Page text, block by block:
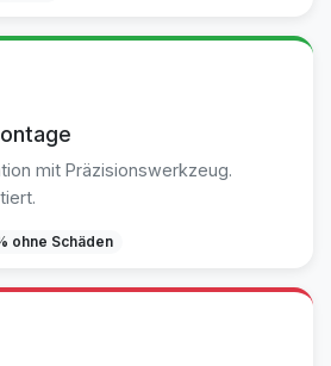
mit Präzisionswerkzeug.
ohne Schäden